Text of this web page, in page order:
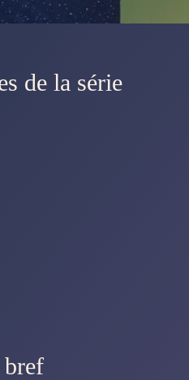
de la série
bref